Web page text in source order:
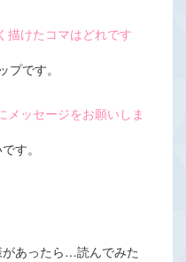
けたコマはどれです
です。
ッセージをお願いしま
す。
あったら…読んでみた